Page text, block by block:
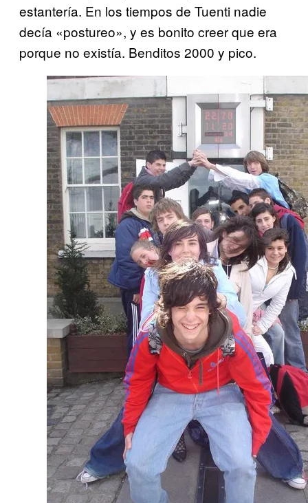
estantería. En los tiempos de Tuenti nadie
decía «postureo», y es bonito creer que era
porque no existía. Benditos 2000 y pico.